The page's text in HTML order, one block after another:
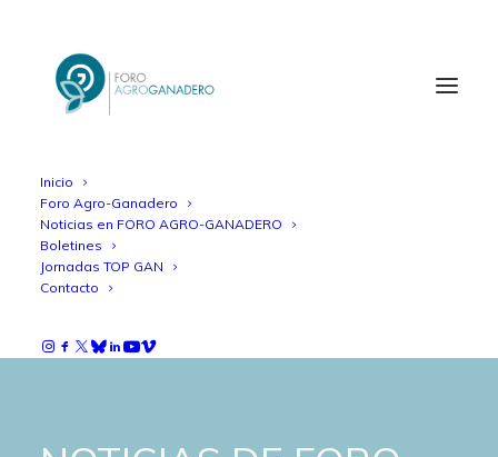
Inicio
Foro Agro-Ganadero
Noticias en FORO AGRO-GANADERO
Boletines
Jornadas TOP GAN
Contacto